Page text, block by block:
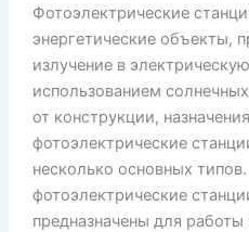
Фотоэлектрические
энергетические объекты,
излучение в
использованием
от конструкции,
фотоэлектрические
несколько основных
фотоэлектрические
предназначены для